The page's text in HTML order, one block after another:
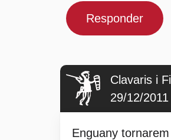
Responder
Clavaris i
29/12/2011
Enguany